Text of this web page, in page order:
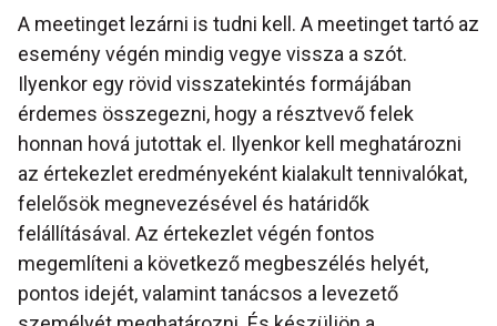
A meetinget lezárni is tudni kell. A meetinget tartó az
esemény végén mindig vegye vissza a szót.
Ilyenkor egy rövid visszatekintés formájában
érdemes összegezni, hogy a résztvevő felek
honnan hová jutottak el. Ilyenkor kell meghatározni
az értekezlet eredményeként kialakult tennivalókat,
felelősök megnevezésével és határidők
felállításával. Az értekezlet végén fontos
megemlíteni a következő megbeszélés helyét,
pontos idejét, valamint tanácsos a levezető